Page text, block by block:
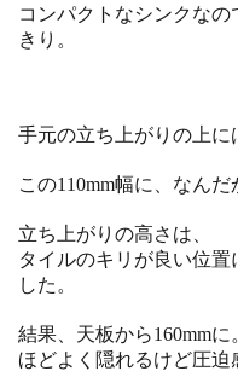
コンパクトなシンクな
きり。
手元の立ち上がりの上に
この110mm幅に、なん
立ち上がりの高さは、
タイルのキリが良い位
した。
結果、天板から160mmに
ほどよく隠れるけど圧迫